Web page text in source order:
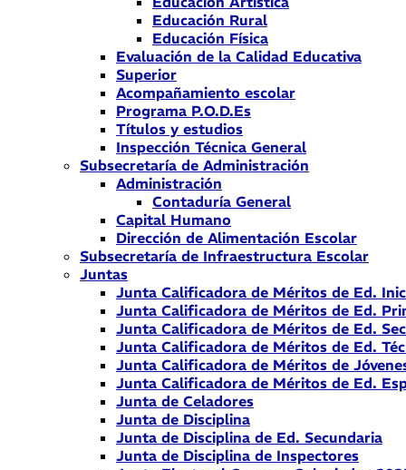
Educación Rural
Educación Física
Evaluación de la Calidad Educativa
Superior
Acompañamiento escolar
Programa P.O.D.Es
Títulos y estudios
Inspección Técnica General
Subsecretaría de Administración
Administración
Contaduría General
Capital Humano
Dirección de Alimentación Escolar
Subsecretaría de Infraestructura Escolar
Juntas
Junta Calificadora de Méritos de Ed.
Junta Calificadora de Méritos de Ed.
Junta Calificadora de Méritos de Ed.
Junta Calificadora de Méritos de Ed.
Junta Calificadora de Méritos de
Junta Calificadora de Méritos de Ed.
Junta de Celadores
Junta de Disciplina
Junta de Disciplina de Ed. Secundaria
Junta de Disciplina de Inspectores